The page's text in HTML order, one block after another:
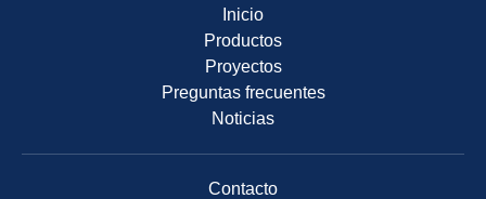
Inicio
Productos
Proyectos
Preguntas frecuentes
Noticias
Contacto